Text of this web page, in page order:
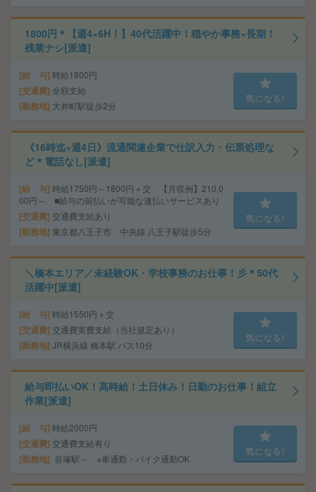
1800円＊【週4×6H！】40代活躍中！穏やか事務×長期！
残業ナシ[派遣]
給 与 時給1800円
交通費 全額支給
勤務地 大井町駅徒歩2分
気になる!
《16時迄×週4日》流通関連企業で仕訳入力・伝票処理な
ど＊電話なし[派遣]
給 与 時給1750円～1800円＋交 【月収例】210,0
00円～ ■給与の前払いが可能な速払いサービスあり
交通費 交通費支給あり
勤務地 東京都八王子市 中央線 八王子駅徒歩5分
気になる!
＼橋本エリア／未経験OK・学校事務のお仕事！彡＊50代
活躍中[派遣]
給 与 時給1550円＋交
交通費 交通費実費支給（当社規定あり）
勤務地 JR横浜線 橋本駅 バス10分
気になる!
給与即払いOK！高時給！土日休み！日勤のお仕事！組立
作業[派遣]
給 与 時給2000円
交通費 交通費支給有り
勤務地 谷塚駅～ ※車通勤・バイク通勤OK
気になる!